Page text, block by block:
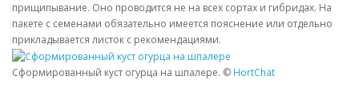
прищипывание. Оно проводится не на всех сортах и гибридах. На
пакете с семенами обязательно имеется пояснение или отдельно
прикладывается листок с рекомендациями.
Сформированный куст огурца на шпалере. © HortChat